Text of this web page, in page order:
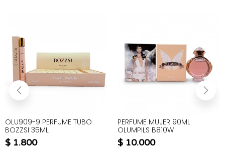
OLU909-9 PERFUME TUBO
BOZZSI 35ML
$ 1.800
PERFUME MUJER 90ML
OLUMPILS B810W
$ 10.000